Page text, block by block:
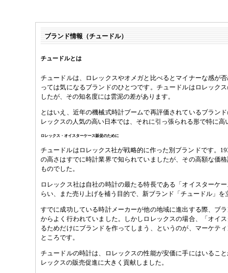
ブランド情報（チュードル）
チュードルとは
チュードルは、ロレックスやオメガと比べるとマイナーな感が
っては気になるブランドのひとつです。チュードルはロレック
したが、その知名度には雲泥の差があります。
とはいえ、近年の機械式時計ブームで再評価されているブラン
レックスの人気の高い日本では、それに引っ張られる形で特に高
ロレックス・オイスターケース販促のために
チュードルはロレックス社が戦略的に作った別ブランドです。
の高さはすでに時計業界で知られていましたが、その高額な価
ものでした。
ロレックス社は自社の時計の最たる特長である「オイスターケ
らい、また売り上げを補う目的で、新ブランド「チュードル」を
すでに成功している時計メーカーが他の地域に進出する際、ブ
からよく行われていました。しかしロレックスの場合、「オイ
るためだけにブランドを作ってしまう、というのが、マーケテ
ところです。
チュードルの時計は、ロレックスの性能が安価に手にはいるこ
レックスの販売促進に大きく貢献しました。